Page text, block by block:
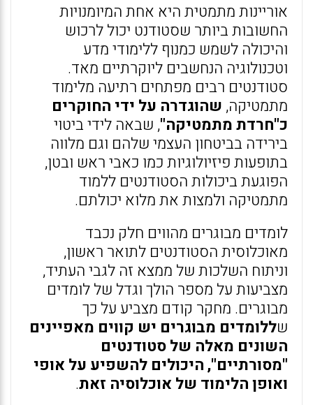
אוריינות מתמטית היא אחת המיומנויות
החשובות ביותר שסטודנט יכול לרכוש
והיכולה לשמש כמנוף ללימודי מדע
וטכנולוגיה הנחשבים ליוקרתיים מאד.
סטודנטים רבים מפתחים רתיעה מלימוד
מתמטיקה, שהוגדרה על ידי החוקרים
כ"חרדת מתמטיקה", שבאה לידי ביטוי
בירידה בביטחון העצמי שלהם וגם מלווה
בתופעות פיזיולוגיות כמו כאבי ראש ובטן,
הפוגעת ביכולות הסטודנטים ללמוד
מתמטיקה ולמצות את מלוא יכולתם.
לומדים מבוגרים מהווים חלק נכבד
מאוכלוסית הסטודנטים לתואר ראשון,
וניתוח השלכות של ממצא זה לגבי העתיד,
מצביעות על מספר הולך וגדל של לומדים
מבוגרים. מחקר קודם מצביע על כך
שללומדים מבוגרים יש קווים מאפיינים
השונים מאלה של סטודנטים
"מסורתיים", היכולים להשפיע על אופי
ואופן הלימוד של אוכלוסיה זאת.